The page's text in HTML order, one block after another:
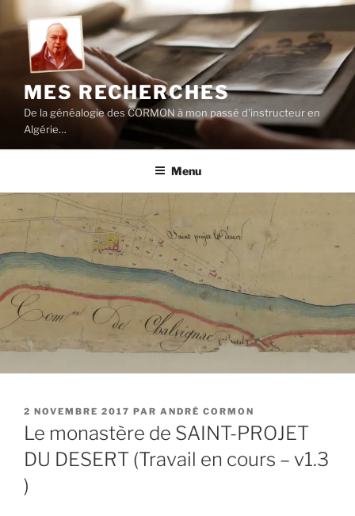
au
contenu
principal
MES RECHERCHES
De la généalogie des CORMON à mon passé d'instructeur en
Algérie…
Menu
PUBLIÉ
LE
2 NOVEMBRE 2017 PAR ANDRÉ CORMON
Le monastère de SAINT-PROJET
DU DESERT (Travail en cours – v1.3
)